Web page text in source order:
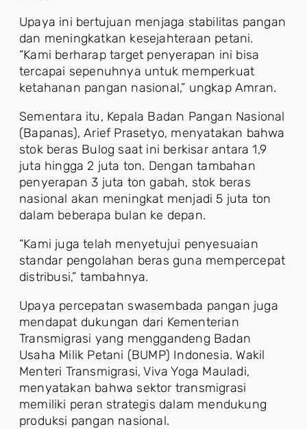
Upaya ini bertujuan menjaga stabilitas pangan
dan meningkatkan kesejahteraan petani.
“Kami berharap target penyerapan ini bisa
tercapai sepenuhnya untuk memperkuat
ketahanan pangan nasional,” ungkap Amran.
Sementara itu, Kepala Badan Pangan Nasional
(Bapanas), Arief Prasetyo, menyatakan bahwa
stok beras Bulog saat ini berkisar antara 1,9
juta hingga 2 juta ton. Dengan tambahan
penyerapan 3 juta ton gabah, stok beras
nasional akan meningkat menjadi 5 juta ton
dalam beberapa bulan ke depan.
“Kami juga telah menyetujui penyesuaian
standar pengolahan beras guna mempercepat
distribusi,” tambahnya.
Upaya percepatan swasembada pangan juga
mendapat dukungan dari Kementerian
Transmigrasi yang menggandeng Badan
Usaha Milik Petani (BUMP) Indonesia. Wakil
Menteri Transmigrasi, Viva Yoga Mauladi,
menyatakan bahwa sektor transmigrasi
memiliki peran strategis dalam mendukung
produksi pangan nasional.